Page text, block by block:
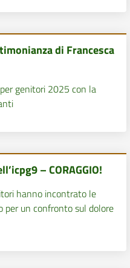
di Francesca
genitori 2025 con la
– CORAGGIO!
hanno incontrato le
per un confronto sul dolore